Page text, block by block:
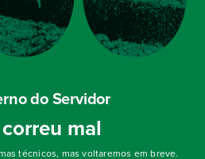
do Servidor
mal
técnicos, mas voltaremos em breve.